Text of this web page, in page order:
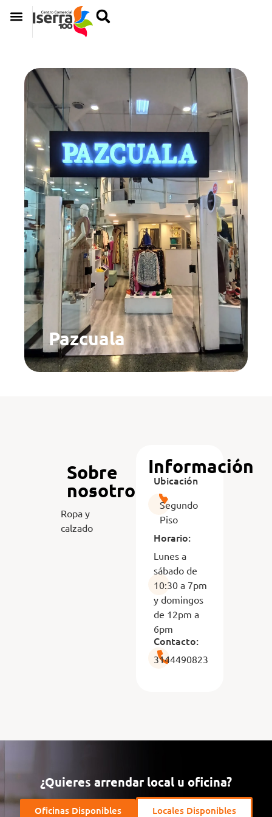
Pazcuala
Sobre
nosotros
Ropa y
calzado
Información
Ubicación
Segundo
Piso
Horario:
Lunes a
sábado de
10:30 a 7pm
y domingos
de 12pm a
6pm
Contacto:
3144490823
¿Quieres arrendar local u oficina?
Oficinas Disponibles Locales Disponibles